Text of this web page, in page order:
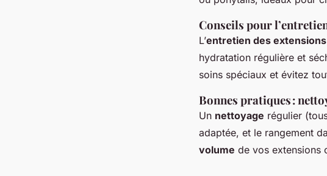
Conseils pour
L’entretien des
hydratation régulière et
soins spéciaux et évitez
Bonnes pratiques :
Un nettoyage régulier
adaptée, et le rangement
volume de vos extensions